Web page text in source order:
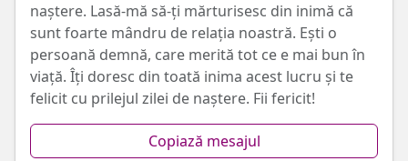
naștere. Lasă-mă să-ți mărturisesc din inimă că
sunt foarte mândru de relația noastră. Ești o
persoană demnă, care merită tot ce e mai bun în
viață. Îți doresc din toată inima acest lucru și te
felicit cu prilejul zilei de naștere. Fii fericit!
Copiază mesajul